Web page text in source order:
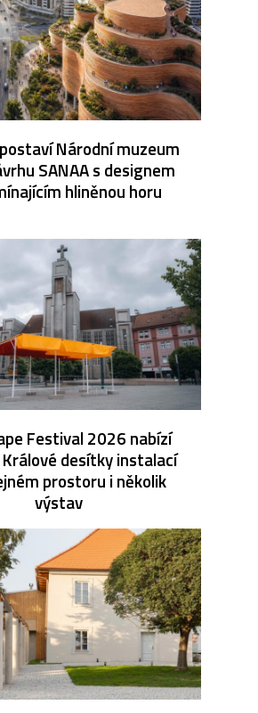
Národní muzeum
SANAA s designem
hliněnou horu
Festival 2026 nabízí
desítky instalací
prostoru i několik
výstav